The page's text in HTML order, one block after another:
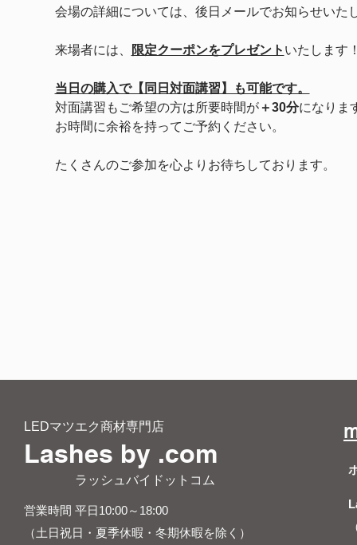
会場の詳細については、後日メールでお知らせいた
来場者には、 限定クーポンをプレゼント いたします
当日の購入で【同日対面講習】も可能です。
対面講習もご希望の方は所要時間が＋30分になりま
お時間に余裕を持ってご予約ください。
たくさんのご参加を心よりお待ちしております。
LEDマツエク商材専門店
Lashes by .com
​ ラッシュバイドットコム
営業時間 平日10:00～18:00
（土日祝日・夏季休暇・冬期休暇を除く）